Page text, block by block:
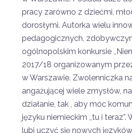
pracy zarówno z dziećmi,
dorosłymi. Autorka wielu
pedagogicznych,
ogólnopolskim konkursie
2017/18 organizowanym
w Warszawie. Zwolenniczka
angażującej wiele zmysłów,
działanie, tak , aby móc
języku niemieckim ,,tu i teraz”.
lubi uczyć się nowych